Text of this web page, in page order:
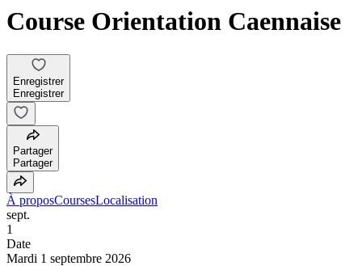
Course Orientation Caennaise
Enregistrer
Enregistrer
Partager
Partager
À proposCoursesLocalisation
sept.
1
Date
Mardi 1 septembre 2026